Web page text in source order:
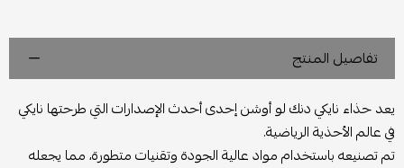
تفاصيل المنتج
يعد حذاء نايكي دنك لو أوشن إحدى أحدث الإصدارات التي طرحتها نايكي
في عالم الأحذية الرياضية.
تم تصنيعه باستخدام مواد عالية الجودة وتقنيات متطورة، مما يجعله